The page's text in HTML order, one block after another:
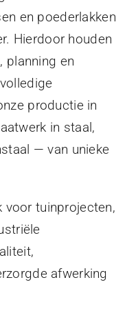
en poederlakken
Hierdoor houden
planning en
productie in
in staal,
— van unieke
voor tuinprojecten,
afwerking